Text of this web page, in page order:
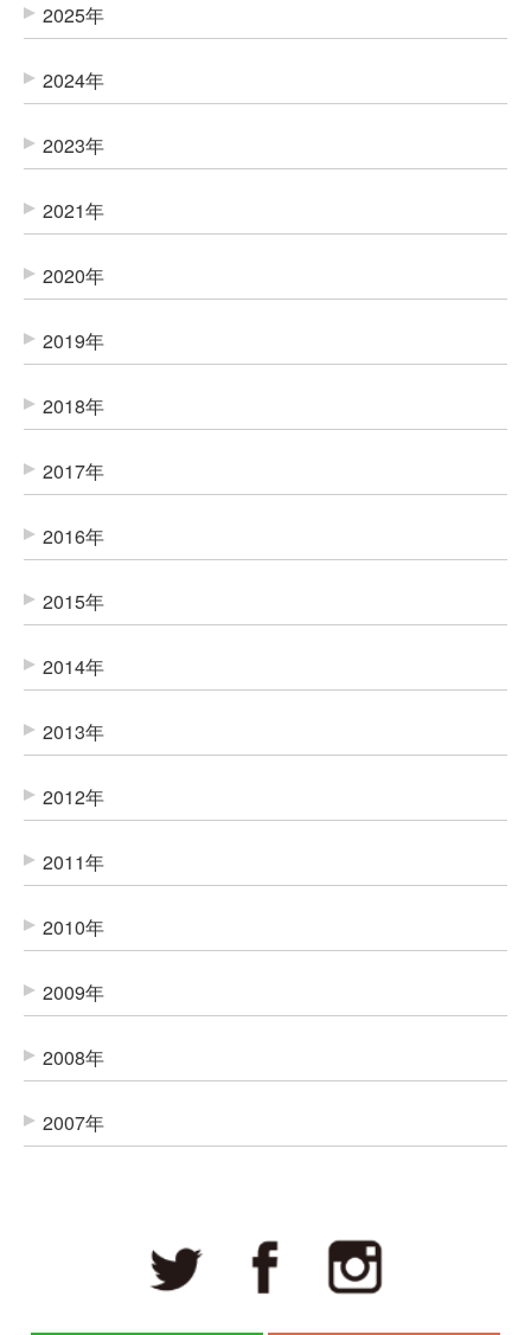
2025年
2024年
2023年
2021年
2020年
2019年
2018年
2017年
2016年
2015年
2014年
2013年
2012年
2011年
2010年
2009年
2008年
2007年